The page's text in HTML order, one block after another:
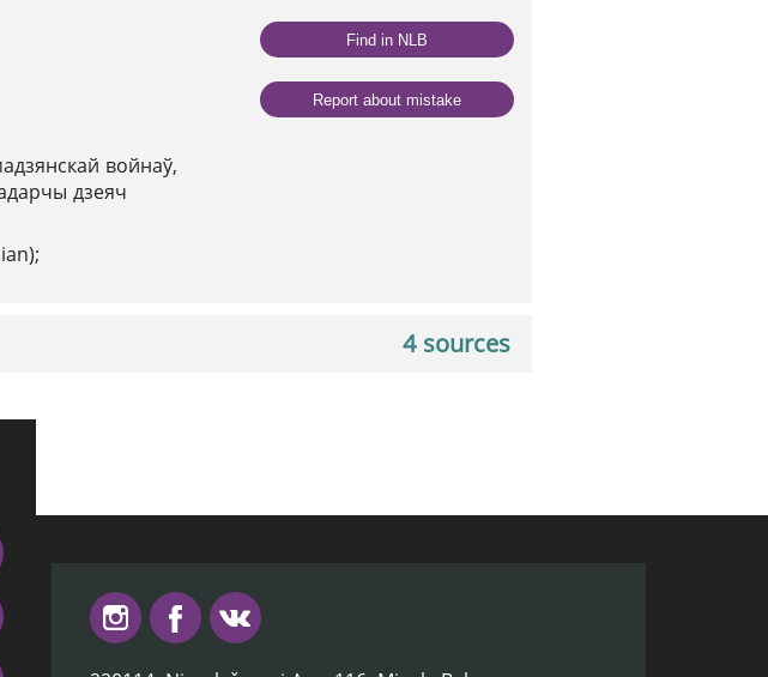
войнаў,
дзеяч
Find in NLB
Report about mistake
4 sources